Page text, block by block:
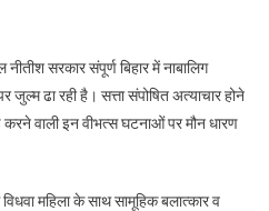
का
जनाजा
सरकार संपूर्ण बिहार में नाबालिग
जुल्म ढा रही है। सत्ता संपोषित अत्याचार होने
वाली इन वीभत्स घटनाओं पर मौन धारण
महिला के साथ सामूहिक बलात्कार व